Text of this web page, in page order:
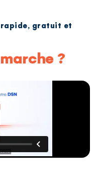
gratuit et
?